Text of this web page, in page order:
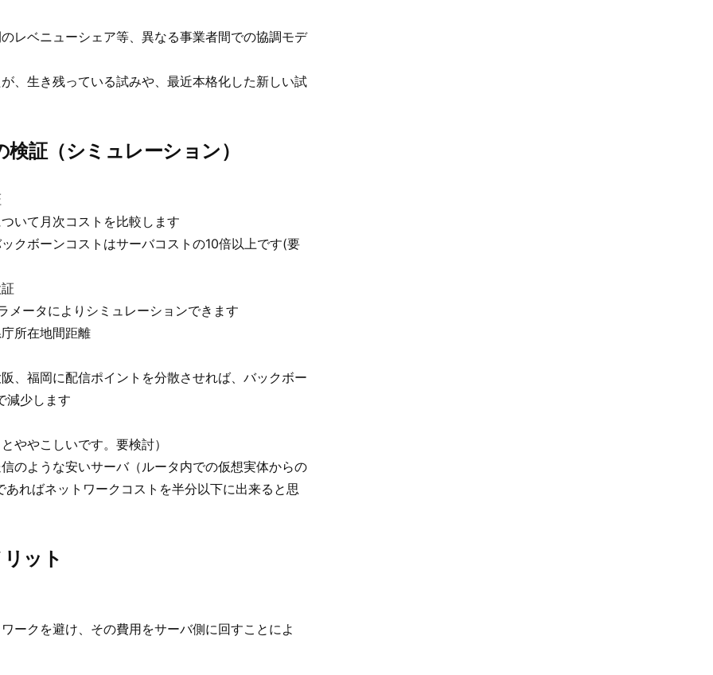
レベニューシェア等、異なる事業者間での協調モデ
、生き残っている試みや、最近本格化した新しい試
証（シミュレーション）
いて月次コストを比較します
クボーンコストはサーバコストの10倍以上です(要
メータによりシミュレーションできます
所在地間距離
、福岡に配信ポイントを分散させれば、バックボー
減少します
ややこしいです。要検討）
のような安いサーバ（ルータ内での仮想実体からの
あればネットワークコストを半分以下に出来ると思
ット
ークを避け、その費用をサーバ側に回すことによ